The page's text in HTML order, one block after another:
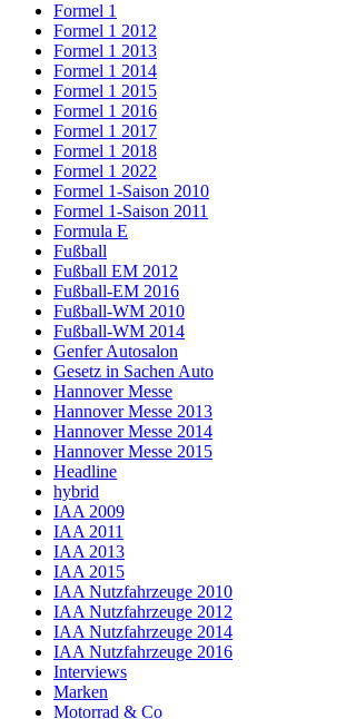
Formel 1
Formel 1 2012
Formel 1 2013
Formel 1 2014
Formel 1 2015
Formel 1 2016
Formel 1 2017
Formel 1 2018
Formel 1 2022
Formel 1-Saison 2010
Formel 1-Saison 2011
Formula E
Fußball
Fußball EM 2012
Fußball-EM 2016
Fußball-WM 2010
Fußball-WM 2014
Genfer Autosalon
Gesetz in Sachen Auto
Hannover Messe
Hannover Messe 2013
Hannover Messe 2014
Hannover Messe 2015
Headline
hybrid
IAA 2009
IAA 2011
IAA 2013
IAA 2015
IAA Nutzfahrzeuge 2010
IAA Nutzfahrzeuge 2012
IAA Nutzfahrzeuge 2014
IAA Nutzfahrzeuge 2016
Interviews
Marken
Motorrad & Co